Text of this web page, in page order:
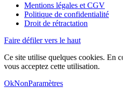
Mentions légales et CGV
Politique de confidentialité
Droit de rétractation
Faire défiler vers le haut
Ce site utilise quelques cookies. En
vous acceptez cette utilisation.
OkNonParamètres